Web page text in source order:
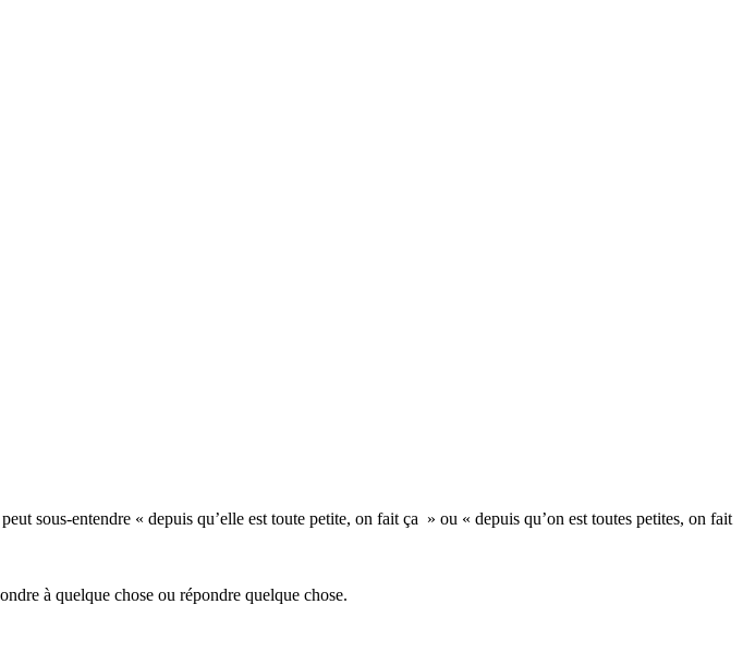
sous-entendre « depuis qu’elle est toute petite, on fait ça » ou « depuis qu’on est toutes petites, on fait
à quelque chose ou répondre quelque chose.